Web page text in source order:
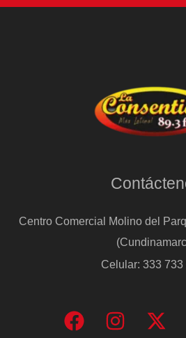
Centro Comercial Molino del
Celular: 333 733